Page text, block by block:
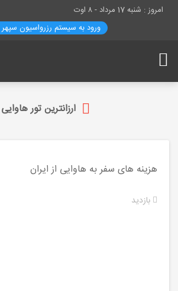
امروز : شنبه 17 مرداد -
۸ اوت
ورود به سیستم رزرواسيون سپهر
ارزانترین تور هاوایی
هزینه های سفر به هاوایی از ایران
بازدید